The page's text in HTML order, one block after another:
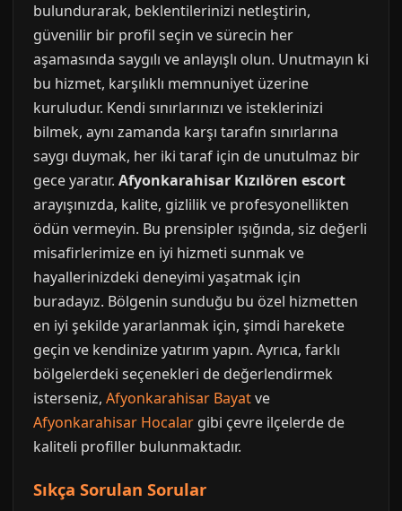
bulundurarak, beklentilerinizi netleştirin,
güvenilir bir profil seçin ve sürecin her
aşamasında saygılı ve anlayışlı olun. Unutmayın ki
bu hizmet, karşılıklı memnuniyet üzerine
kuruludur. Kendi sınırlarınızı ve isteklerinizi
bilmek, aynı zamanda karşı tarafın sınırlarına
saygı duymak, her iki taraf için de unutulmaz bir
gece yaratır. Afyonkarahisar Kızılören escort
arayışınızda, kalite, gizlilik ve profesyonellikten
ödün vermeyin. Bu prensipler ışığında, siz değerli
misafirlerimize en iyi hizmeti sunmak ve
hayallerinizdeki deneyimi yaşatmak için
buradayız. Bölgenin sunduğu bu özel hizmetten
en iyi şekilde yararlanmak için, şimdi harekete
geçin ve kendinize yatırım yapın. Ayrıca, farklı
bölgelerdeki seçenekleri de değerlendirmek
isterseniz, Afyonkarahisar Bayatve
Afyonkarahisar Hocalar gibi çevre ilçelerde de
kaliteli profiller bulunmaktadır.
Sıkça Sorulan Sorular